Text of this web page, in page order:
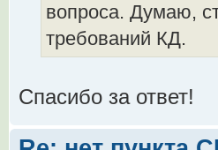
вопроса. Думаю,
требований КД.
Спасибо за ответ!